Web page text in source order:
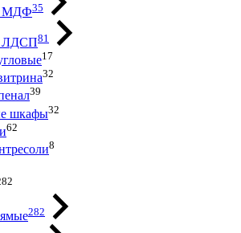
МДФ35
ЛДСП81
17
32
39
шкафы32
62
8
282